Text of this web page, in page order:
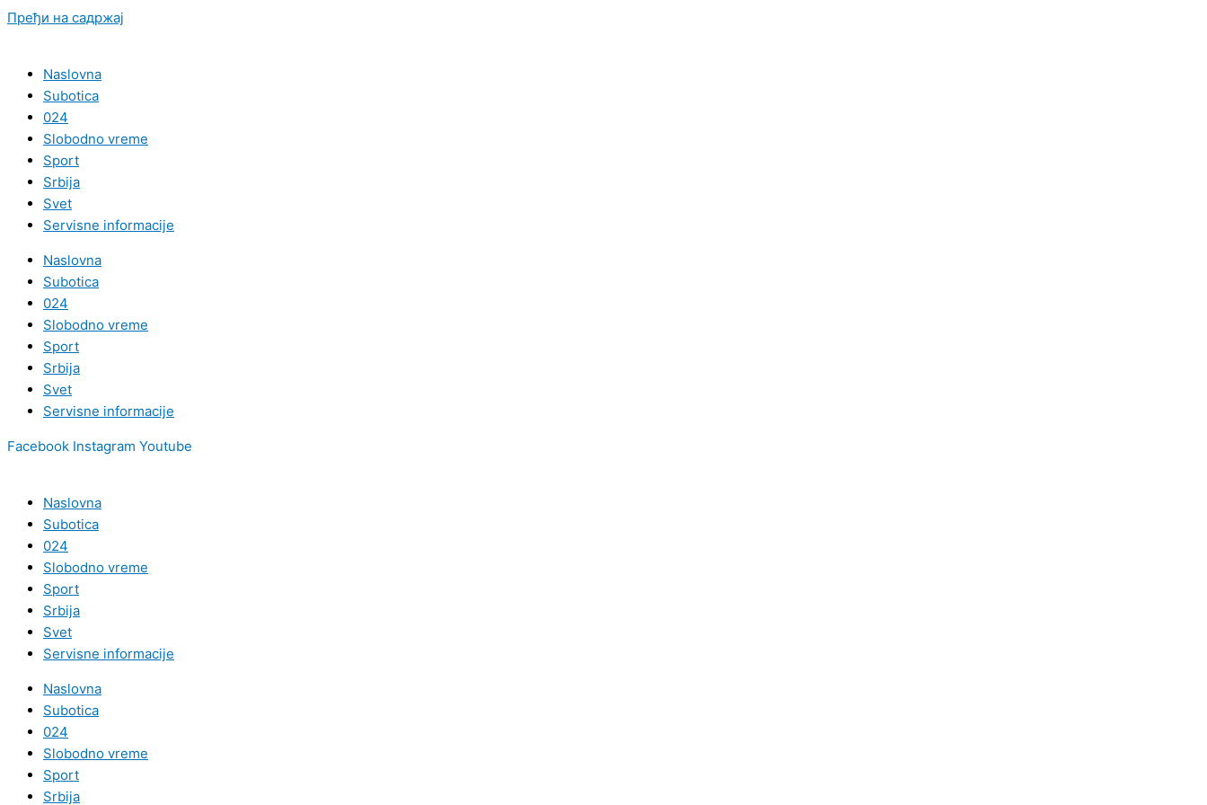
Пређи на садржај
Naslovna
Subotica
024
Slobodno vreme
Sport
Srbija
Svet
Servisne informacije
Naslovna
Subotica
024
Slobodno vreme
Sport
Srbija
Svet
Servisne informacije
Facebook Instagram Youtube
Naslovna
Subotica
024
Slobodno vreme
Sport
Srbija
Svet
Servisne informacije
Naslovna
Subotica
024
Slobodno vreme
Sport
Srbija